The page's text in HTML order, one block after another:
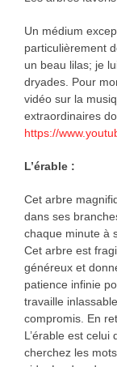
Un médium
particulièrement
un beau lilas; je
dryades. Pour
vidéo sur la
extraordinaires
https://
L’érable :
Cet arbre
dans ses
chaque minute à
Cet arbre est
généreux et
patience infinie
travaille
compromis. En
L’érable est
cherchez les